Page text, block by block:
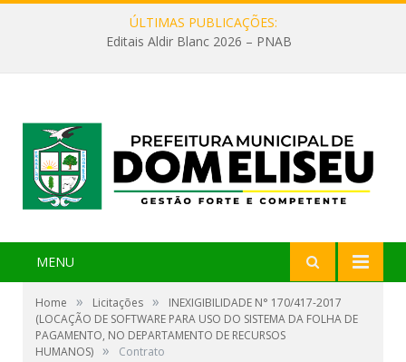
ÚLTIMAS PUBLICAÇÕES:
Editais Aldir Blanc 2026 – PNAB
MENU
Home » Licitações »
INEXIGIBILIDADE N° 170/417-2017
(LOCAÇÃO DE SOFTWARE PARA USO DO SISTEMA DA FOLHA DE
PAGAMENTO, NO DEPARTAMENTO DE RECURSOS
HUMANOS) » Contrato